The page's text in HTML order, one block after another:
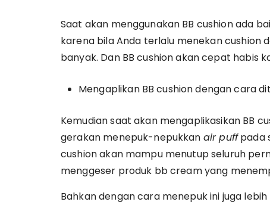
Saat akan menggunakan BB cushion ada
karena bila Anda terlalu menekan cushion
banyak. Dan BB cushion akan cepat
Mengaplikan BB cushion dengan cara
Kemudian saat akan mengaplikasikan BB
gerakan menepuk-nepukkan air puffpada
cushion akan mampu menutup seluruh
menggeser produk bb cream yang
Bahkan dengan cara menepuk ini juga